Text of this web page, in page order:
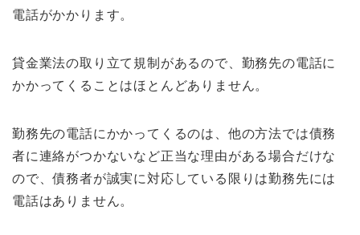
電話がかかります。
貸金業法の取り立て規制があるので、勤務先の電話に
かかってくることはほとんどありません。
勤務先の電話にかかってくるのは、他の方法では債務
者に連絡がつかないなど正当な理由がある場合だけな
ので、債務者が誠実に対応している限りは勤務先には
電話はありません。